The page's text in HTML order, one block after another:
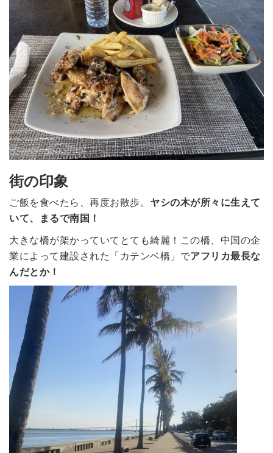
街の印象
ご飯を食べたら、再度お散歩。 ヤシの木が所々に生えて
いて、まるで南国！
大きな橋が架かっていてとても綺麗！この橋、中国の企
業によって建設された「カテンベ橋」でアフリカ最長な
んだとか！